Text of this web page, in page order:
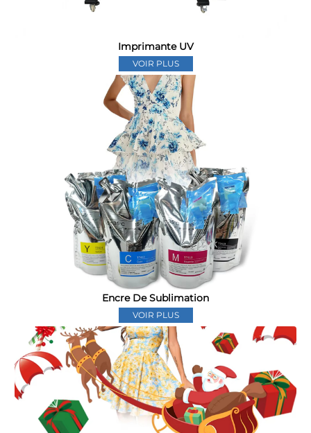
Imprimante UV
VOIR PLUS
Encre De Sublimation
VOIR PLUS